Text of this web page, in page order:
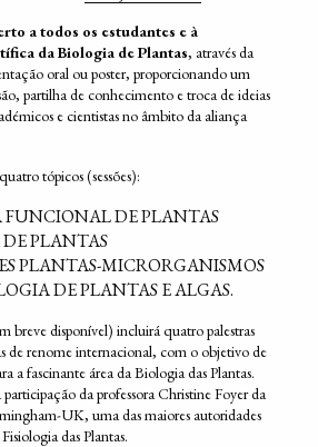
a todos os estudantes e à
da Biologia de Plantas, através da
oral ou poster, proporcionando um
partilha de conhecimento e troca de ideias
e cientistas no âmbito da aliança
tópicos (sessões):
DE PLANTAS
PLANTAS
PLANTAS-MICRORGANISMOS
DE PLANTAS E ALGAS.
breve disponível) incluirá quatro palestras
de renome internacional, com o objetivo de
a fascinante área da Biologia das Plantas.
da professora Christine Foyer da
UK, uma das maiores autoridades
das Plantas.